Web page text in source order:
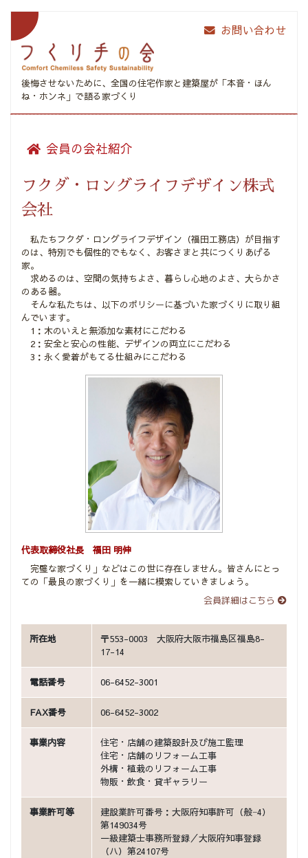
後悔させないために、全国の住宅作家と建築屋が 「本音・ほん
ね・ホンネ」で語る家づくり
お問い合わせ
会員の会社紹介
フクダ・ロングライフデザイン株式
会社
私たちフクダ・ロングライフデザイン（福田工務店）が目指す
のは、特別でも個性的でもなく、お客さまと共につくりあげる
家。
求めるのは、空間の気持ちよさ、暮らし心地のよさ、大らかさ
のある器。
そんな私たちは、以下のポリシーに基づいた家づくりに取り組
んでいます。
1：木のいえと無添加な素材にこだわる
2：安全と安心の性能、デザインの両立にこだわる
3：永く愛着がもてる仕組みにこだわる
代表取締役社長 福田 明伸
完璧な家づくり」などはこの世に存在しません。皆さんにとっ
ての「最良の家づくり」を一緒に模索していきましょう。
会員詳細はこちら
所在地
〒553-0003 大阪府大阪市福島区福島8-
17-14
電話番号 06-6452-3001
FAX番号 06-6452-3002
事業内容
住宅・店舗の建築設計及び施工監理
住宅・店舗のリフォーム工事
外構・植栽のリフォーム工事
物販・飲食・貸ギャラリー
事業許可等
建設業許可番号：大阪府知事許可（般−4）
第149034号
一級建築士事務所登録／大阪府知事登録
（ハ）第24107号